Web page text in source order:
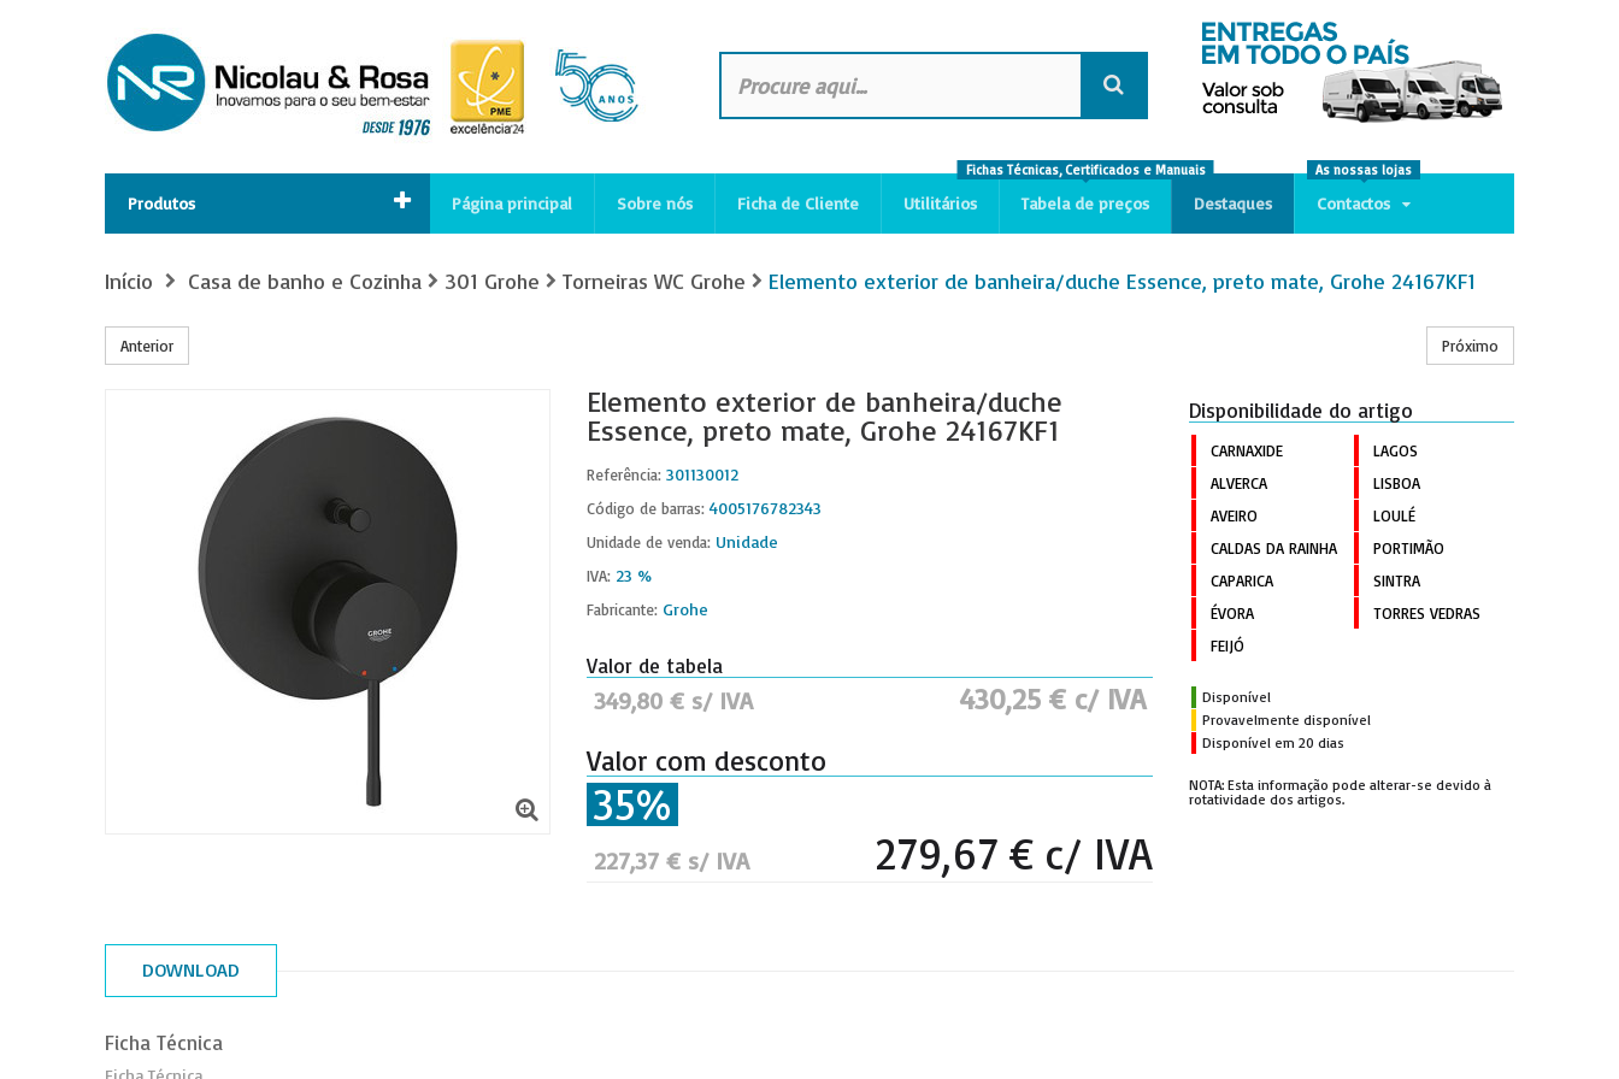
Produtos Página principal Sobre nós Ficha de Cliente Utilitários Tabela de preços
Fichas Técnicas, Certificados e Manuais
Destaques Contactos
As nossas lojas
Início Casa de banho e Cozinha 301 Grohe Torneiras WC Grohe Elemento exterior de banheira/duche Essence, preto mate, Grohe 24167KF1
Anterior Próximo
Elemento exterior de banheira/duche
Essence, preto mate, Grohe 24167KF1
Referência: 301130012
Código de barras: 4005176782343
Unidade de venda: Unidade
IVA: 23 %
Fabricante: Grohe
Valor de tabela
349,80 € s/ IVA 430,25 € c/ IVA
Valor com desconto
35%
227,37 € s/ IVA 279,67 € c/ IVA
Disponibilidade do artigo
CARNAXIDE
ALVERCA
AVEIRO
CALDAS DA RAINHA
CAPARICA
ÉVORA
FEIJÓ
LAGOS
LISBOA
LOULÉ
PORTIMÃO
SINTRA
TORRES VEDRAS
Disponível
Provavelmente disponível
Disponível em 20 dias
NOTA: Esta informação pode alterar-se devido à
rotatividade dos artigos.
DOWNLOAD
Ficha Técnica
Ficha Técnica